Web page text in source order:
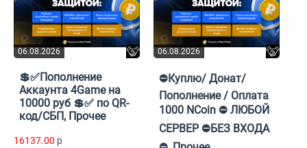
06.08.2026
💲✅Пополнение
Аккаунта 4Game на
10000 руб 💲✅ по QR-
код/СБП, Прочее
16137.00 p
06.08.2026
⛔Куплю/ Донат/
Пополнение / Оплата
1000 NCoin ⛔ ЛЮБОЙ
СЕРВЕР ⛔БЕЗ ВХОДА